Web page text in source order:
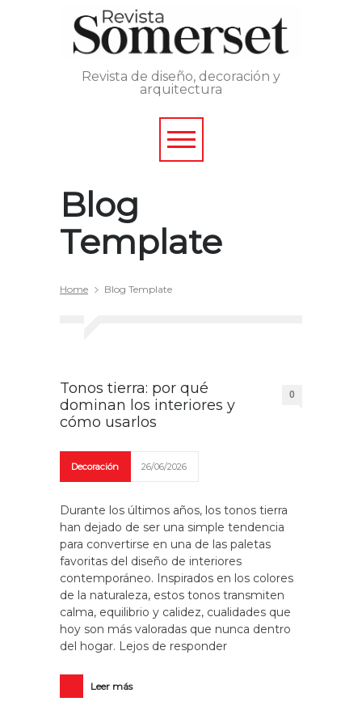
Revista de diseño, decoración y
arquitectura
Blog
Template
Home Blog Template
Tonos tierra: por qué
dominan los interiores y
cómo usarlos
0
Decoración 26/06/2026
Durante los últimos años, los tonos tierra
han dejado de ser una simple tendencia
para convertirse en una de las paletas
favoritas del diseño de interiores
contemporáneo. Inspirados en los colores
de la naturaleza, estos tonos transmiten
calma, equilibrio y calidez, cualidades que
hoy son más valoradas que nunca dentro
del hogar. Lejos de responder
Leer más